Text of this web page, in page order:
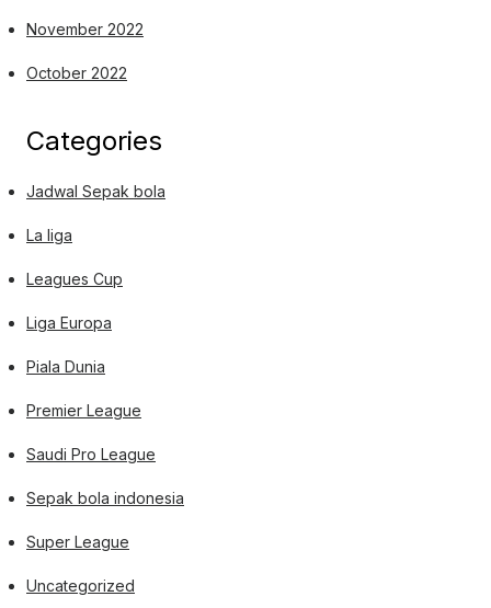
November 2022
October 2022
Categories
Jadwal Sepak bola
La liga
Leagues Cup
Liga Europa
Piala Dunia
Premier League
Saudi Pro League
Sepak bola indonesia
Super League
Uncategorized